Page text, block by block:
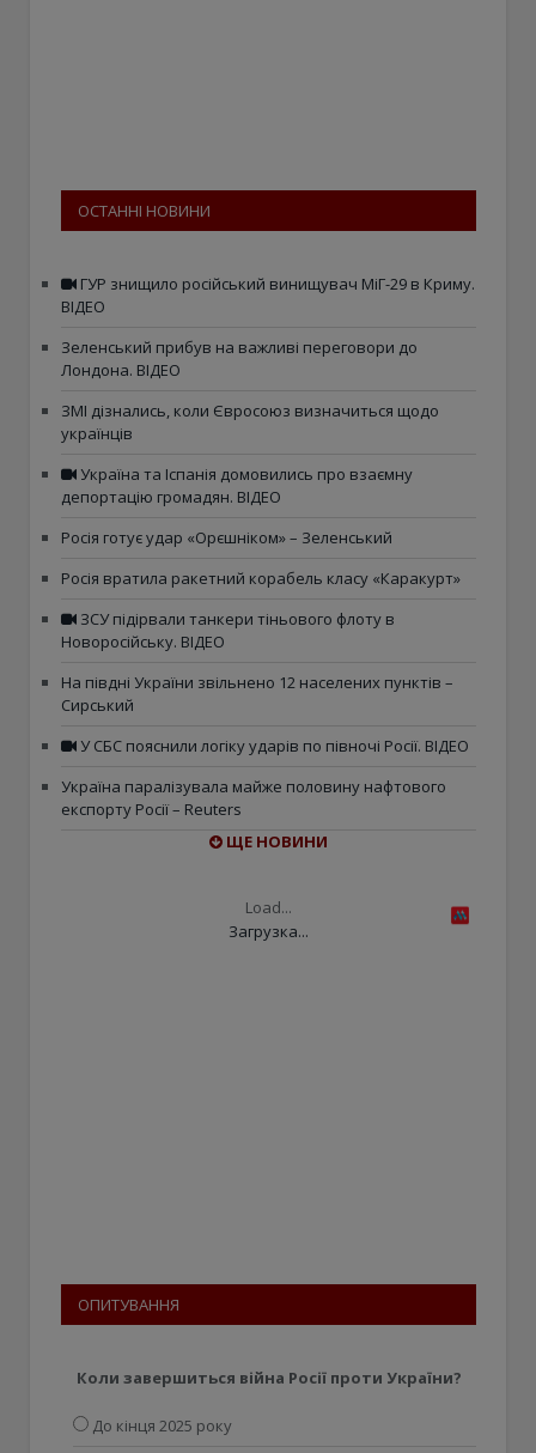
ОСТАННІ НОВИНИ
ГУР знищило російський винищувач МіГ-29 в Криму.
ВІДЕО
Зеленський прибув на важливі переговори до
Лондона. ВІДЕО
ЗМІ дізнались, коли Євросоюз визначиться щодо
українців
Україна та Іспанія домовились про взаємну
депортацію громадян. ВІДЕО
Росія готує удар «Орєшніком» – Зеленський
Росія вратила ракетний корабель класу «Каракурт»
ЗСУ підірвали танкери тіньового флоту в
Новоросійську. ВІДЕО
На півдні України звільнено 12 населених пунктів –
Сирський
У СБС пояснили логіку ударів по півночі Росії. ВІДЕО
Україна паралізувала майже половину нафтового
експорту Росії – Reuters
ЩЕ НОВИНИ
Load...
Загрузка...
ОПИТУВАННЯ
Коли завершиться війна Росії проти України?
До кінця 2025 року